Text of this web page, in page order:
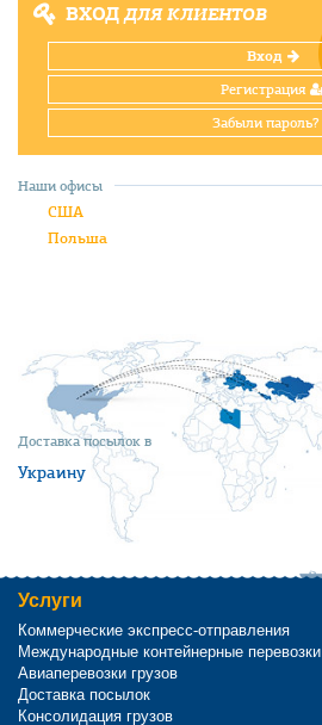
ВХОДДЛЯ КЛИЕНТОВ
Вход
Регистрация
Забыли пароль?
Доставка посылок в
Украину
Наши офисы
США
Польша
Услуги
Коммерческие экспресс-отправления
Международные контейнерные перевозки
Авиаперевозки грузов
Доставка посылок
Консолидация грузов